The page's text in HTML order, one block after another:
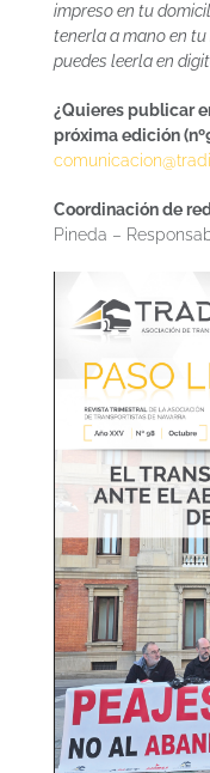
impreso en tu
tenerla a mano en
puedes leerla en
¿Quieres publicar
próxima edición
Coordinación de
Pineda –